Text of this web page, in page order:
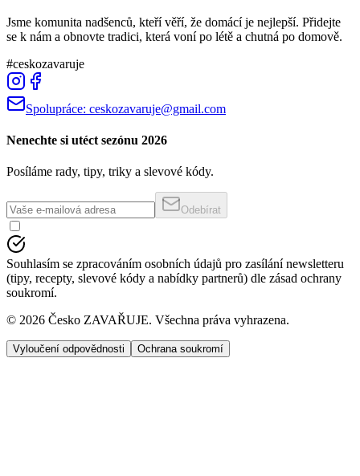
Jsme komunita nadšenců, kteří věří, že domácí je nejlepší. Přidejte
se k nám a obnovte tradici, která voní po létě a chutná po domově.
#ceskozavaruje
Spolupráce: ceskozavaruje@gmail.com
Nenechte si utéct sezónu 2026
Posíláme rady, tipy, triky a slevové kódy.
Odebírat
Souhlasím se zpracováním osobních údajů pro zasílání newsletteru
(tipy, recepty, slevové kódy a nabídky partnerů) dle zásad ochrany
soukromí.
© 2026 Česko ZAVAŘUJE. Všechna práva vyhrazena.
Vyloučení odpovědnosti Ochrana soukromí